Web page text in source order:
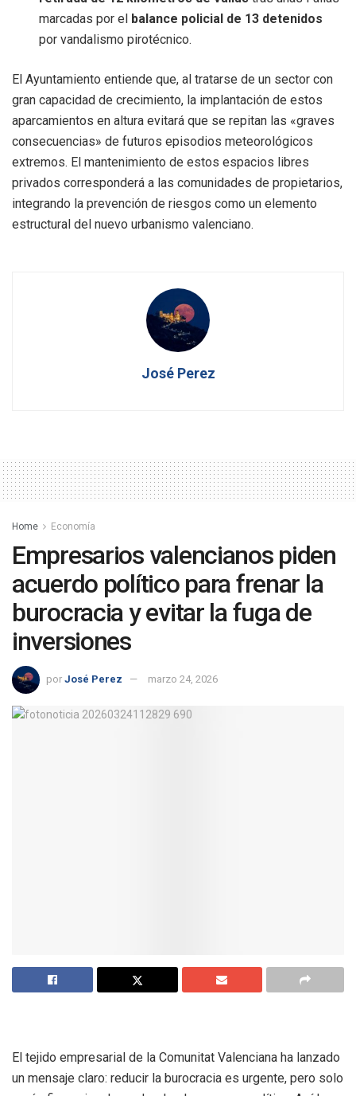
marcadas por el balance policial de 13 detenidos
por vandalismo pirotécnico.
El Ayuntamiento entiende que, al tratarse de un sector con
gran capacidad de crecimiento, la implantación de estos
aparcamientos en altura evitará que se repitan las «graves
consecuencias» de futuros episodios meteorológicos
extremos. El mantenimiento de estos espacios libres
privados corresponderá a las comunidades de propietarios,
integrando la prevención de riesgos como un elemento
estructural del nuevo urbanismo valenciano.
José Perez
Home Economía
Empresarios valencianos piden
acuerdo político para frenar la
burocracia y evitar la fuga de
inversiones
por José Perez marzo 24, 2026
El tejido empresarial de la Comunitat Valenciana ha lanzado
un mensaje claro: reducir la burocracia es urgente, pero solo